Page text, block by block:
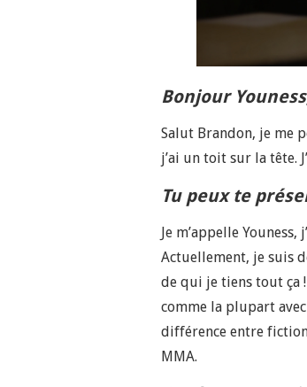
Bonjour
Salut Brandon, je me
j’ai un toit sur la tête.
Tu peux te
Je m’appelle
Actuellement, je suis
de qui je tiens tout ça
comme la plupart avec
différence entre fiction
MMA.